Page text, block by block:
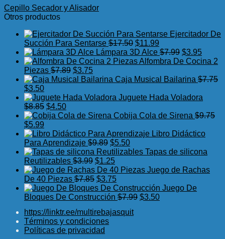
Cepillo Secador y Alisador
Otros productos
Ejercitador De
Succión Para Sentarse $17.50 El
precio
original
$17.50.
$11.99
precio
actual
$11.99.
Lámpara 3D Alce $7.99 El
precio
era:
$3.95El
precio
es:
Alfombra De Cocina 2
Piezas $7.89 El
precio
era:
$3.75El
precio
es:
Caja Musical Bailarina $7.75
El
precio
original
era:
$7.75.
$3.50El
precio
actual
es:
Juguete Hada Voladora
$8.85 El
precio
era:
$8.85.
$4.50El
precio
es:
$4.50.
Cobija Cola de Sirena $9.75
El
precio
original
era:
$9.75.
$5.99
precio
actual
es:
$5.99.
Libro Didáctico
Para Aprendizaje $9.89 El
precio
original
era:
$9.89.
$5.50El
precio
es:
Tapas de silicona
Reutilizables $3.99 El
precio
original
era:
$3.99.
$1.25El
precio
actual
es:
$1.25.
Juego de Rachas
De 40 Piezas $7.85 El
precio
original
$7.85.
$3.75El
precio
actual
$3.75.
Juego De
Bloques De Construcción $7.99 El
$3.50El
https://linktr.ee/multirebajasquit
Términos y condiciones
Políticas de privacidad